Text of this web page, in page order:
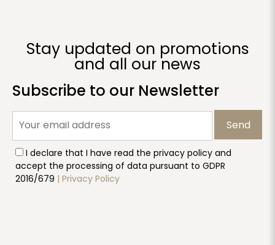
Stay updated on promotions
and all our news
Subscribe to our Newsletter
Send
I declare that I have read the privacy policy and
accept the processing of data pursuant to GDPR
2016/679 | Privacy Policy